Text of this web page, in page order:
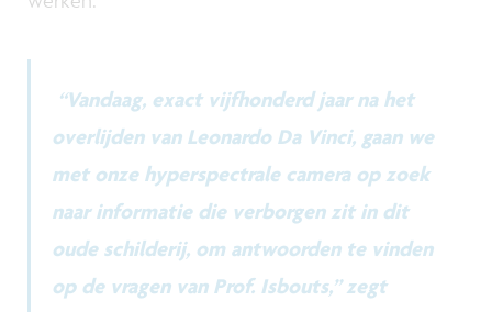
“Vandaag, exact vijfhonderd jaar na het
overlijden van Leonardo Da Vinci, gaan we
met onze hyperspectrale camera op zoek
naar informatie die verborgen zit in dit
oude schilderij, om antwoorden te vinden
op de vragen van Prof. Isbouts,” zegt